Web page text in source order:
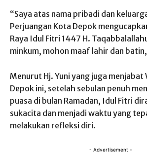
“Saya atas nama pribadi dan
Perjuangan Kota Depok
Raya Idul Fitri 1447 H.
minkum, mohon maaf lahir dan
Menurut Hj. Yuni yang juga menjabat
Depok ini, setelah sebulan penuh
puasa di bulan Ramadan, Idul Fitri
sukacita dan menjadi waktu yang
melakukan refleksi diri.
- Advertisement -